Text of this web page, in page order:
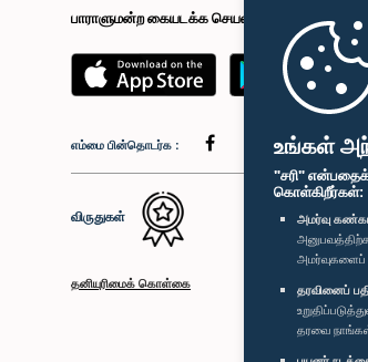
உங்கள்
"சரி"
கொள்கிறீர்கள்:
அமர்வு
அமர்வுகளைப்
தரவினைப்
தரவை
பாராளுமன்ற கையடக்க செயலி
எம்மை பின்தொடர்க :
விருதுகள்
தனியுரிமைக் கொள்கை